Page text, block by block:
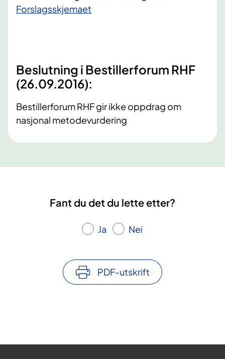
​Forslagsskjemaet
Beslutning i Bestillerforum RHF
(26.09.2016):
Bestillerforum RHF gir ikke oppdrag om
nasjonal metodevurdering
Fant du det du lette etter?
Ja Nei
PDF-utskrift